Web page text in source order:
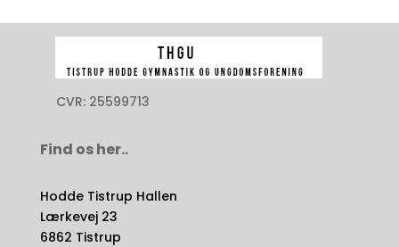
CVR: 25599713
Find os her..
Hodde Tistrup Hallen
Lærkevej 23
6862 Tistrup